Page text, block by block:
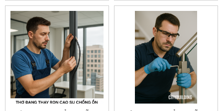
HCM – CHUYÊN NGHIỆP –
GIÁ XƯỞNG – CÓ MẶT
NHANH
HCM – NHANH – AN TOÀN –
KỸ THUẬT CHUẨN